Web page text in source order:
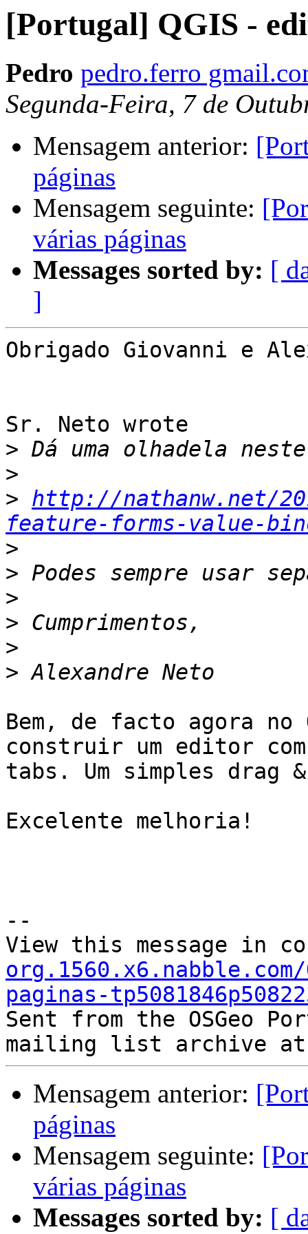
[Portugal] QGIS -
Pedro pedro.ferro
Segunda-Feira, 7 de
Mensagem anterior:
páginas
Mensagem seguinte:
várias páginas
Messages sorted by: [
]
Obrigado Giovanni e
Sr. Neto wrote
>
>
> http://nathanw.net/
feature-forms-value-
>
>
>
>
>
>
Bem, de facto agora
construir um editor com
tabs. Um simples drag
Excelente melhoria!
--
View this message in
paginas-
Sent from the OSGeo
Mensagem anterior:
páginas
Mensagem seguinte:
várias páginas
Messages sorted by: [